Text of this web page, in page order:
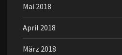
Mai 2018
April 2018
März 2018